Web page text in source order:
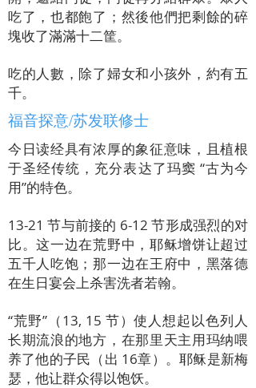
吃了，也都飽了；然後他們把剩餘的碎
塊收了滿滿十二筐。
吃的人數，除了婦女和小孩外，約有五
千。
福音探意/苏发联修士
今日读经具有浓厚的象征意味，且植根
于圣经传统，充分表达了玛窦 “古为今
用”的特色。
13-21 节与前接的 6-12 节形成强烈的对
比。这一边在荒野中，耶稣增饼让超过
五千人吃饱；那一边在王府中，黑落德
在生日宴会上杀害洗者若翰。
“荒野”（13, 15 节）使人想起以色列人
长期流浪的地方，在那里天主用玛纳喂
养了他的子民（出 16章）。耶稣是新梅
瑟，他让群众得以饱饫。